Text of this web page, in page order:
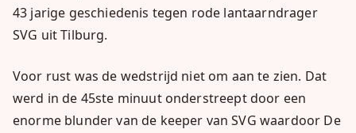
43 jarige geschiedenis tegen rode lantaarndrager
SVG uit Tilburg.
Voor rust was de wedstrijd niet om aan te zien. Dat
werd in de 45ste minuut onderstreept door een
enorme blunder van de keeper van SVG waardoor De